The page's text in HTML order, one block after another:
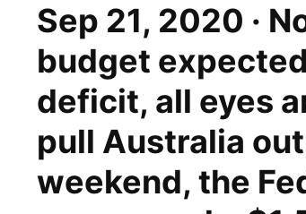
Sep 21, 2020 ·
budget
deficit, all eyes
pull Australia
weekend, the